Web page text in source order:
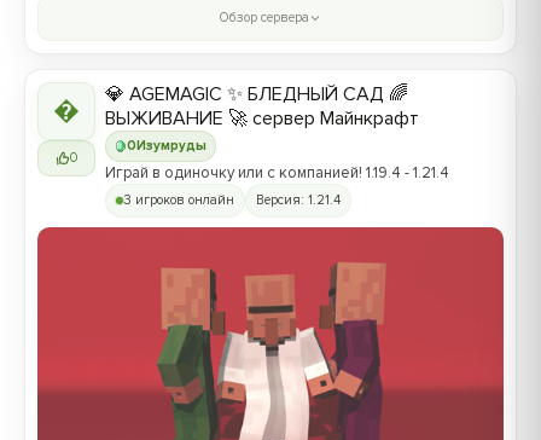
Обзор сервера

0
0 Изумруды
💎 AGEMAGIC ✨ БЛЕДНЫЙ САД 🌈
ВЫЖИВАНИЕ 🚀 сервер Майнкрафт
Играй в одиночку или с компанией! 1.19.4 - 1.21.4
3 игроков онлайн Версия: 1.21.4